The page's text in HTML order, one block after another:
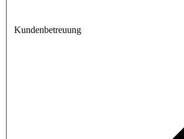
Kundenbetreuung